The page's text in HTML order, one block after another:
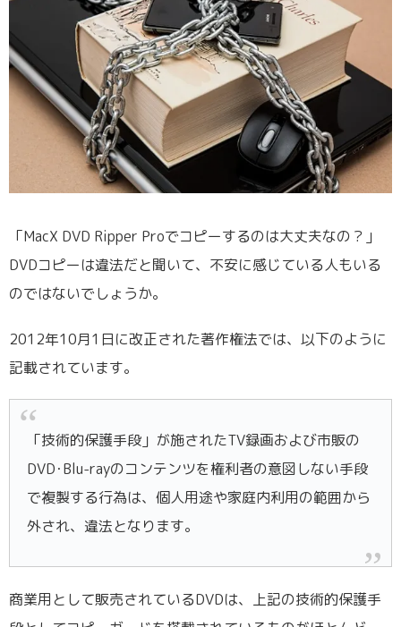
「MacX DVD Ripper Proでコピーするのは大丈夫なの？」
DVDコピーは違法だと聞いて、不安に感じている人もいる
のではないでしょうか。
2012年10月1日に改正された著作権法では、以下のように
記載されています。
「技術的保護手段」が施されたTV録画および市販の
DVD･Blu-rayのコンテンツを権利者の意図しない手段
で複製する行為は、個人用途や家庭内利用の範囲から
外され、違法となります。
商業用として販売されているDVDは、上記の技術的保護手